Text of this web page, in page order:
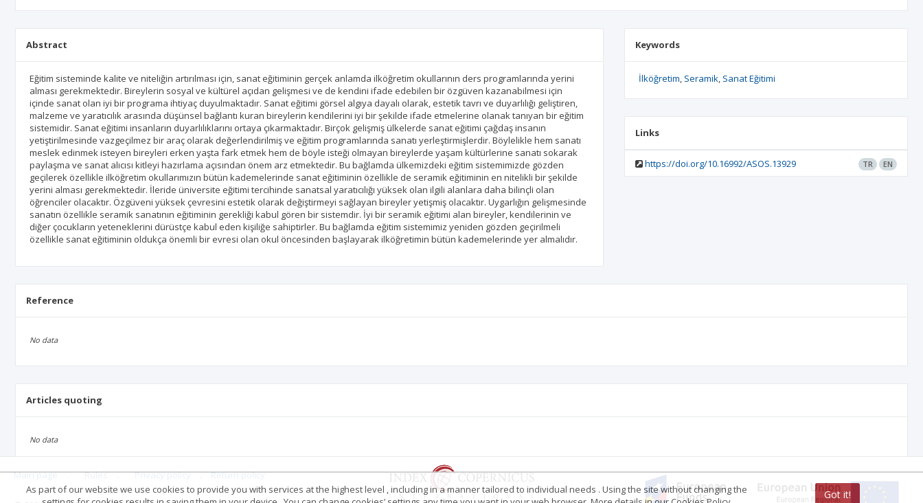
Abstract
Eğitim sisteminde kalite ve niteliğin artırılması için, sanat eğitiminin gerçek anlamda ilköğretim okullarının ders programlarında yerini
alması gerekmektedir. Bireylerin sosyal ve kültürel açıdan gelişmesi ve de kendini ifade edebilen bir özgüven kazanabilmesi için
içinde sanat olan iyi bir programa ihtiyaç duyulmaktadır. Sanat eğitimi görsel algıya dayalı olarak, estetik tavrı ve duyarlılığı geliştiren,
malzeme ve yaratıcılık arasında düşünsel bağlantı kuran bireylerin kendilerini iyi bir şekilde ifade etmelerine olanak tanıyan bir eğitim
sistemidir. Sanat eğitimi insanların duyarlılıklarını ortaya çıkarmaktadır. Birçok gelişmiş ülkelerde sanat eğitimi çağdaş insanın
yetiştirilmesinde vazgeçilmez bir araç olarak değerlendirilmiş ve eğitim programlarında sanatı yerleştirmişlerdir. Böylelikle hem sanatı
meslek edinmek isteyen bireyleri erken yaşta fark etmek hem de böyle isteği olmayan bireylerde yaşam kültürlerine sanatı sokarak
paylaşma ve sanat alıcısı kitleyi hazırlama açısından önem arz etmektedir. Bu bağlamda ülkemizdeki eğitim sistemimizde gözden
geçilerek özellikle ilköğretim okullarımızın bütün kademelerinde sanat eğitiminin özellikle de seramik eğitiminin en nitelikli bir şekilde
yerini alması gerekmektedir. İleride üniversite eğitimi tercihinde sanatsal yaratıcılığı yüksek olan ilgili alanlara daha bilinçli olan
öğrenciler olacaktır. Özgüveni yüksek çevresini estetik olarak değiştirmeyi sağlayan bireyler yetişmiş olacaktır. Uygarlığın gelişmesinde
sanatın özellikle seramik sanatının eğitiminin gerekliği kabul gören bir sistemdir. İyi bir seramik eğitimi alan bireyler, kendilerinin ve
diğer çocukların yeteneklerini dürüstçe kabul eden kişiliğe sahiptirler. Bu bağlamda eğitim sistemimiz yeniden gözden geçirilmeli
özellikle sanat eğitiminin oldukça önemli bir evresi olan okul öncesinden başlayarak ilköğretimin bütün kademelerinde yer almalıdır.
Keywords
İlköğretim Seramik Sanat Eğitimi
Links
https://doi.org/10.16992/ASOS.13929 TR EN
Reference
No data
Articles quoting
No data
Main page . Rules . Privacy policy . Return policy
As part of our website we use cookies to provide you with services at the highest level , including in a manner tailored to individual needs . Using the site without changing the
Got it!